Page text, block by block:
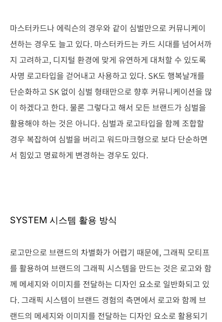
마스터카드나 에릭슨의 경우와 같이 심벌만으로 커뮤니케이
션하는 경우도 늘고 있다. 마스터카드는 카드 시대를 넘어서까
지 고려하고, 디지털 환경에 맞게 유연하게 대처할 수 있도록
사명 로고타입을 걷어내고 사용하고 있다. SK도 행복날개를
단순화하고 SK 없이 심벌 형태만으로 향후 커뮤니케이션을 많
이 하겠다고 한다. 물론 그렇다고 해서 모든 브랜드가 심벌을
활용해야 하는 것은 아니다. 심벌과 로고타입을 함께 조합할
경우 복잡하여 심벌을 버리고 워드마크형으로 보다 단순하면
서 힘있고 명료하게 변경하는 경우도 있다.
SYSTEM 시스템 활용 방식
로고만으로 브랜드의 차별화가 어렵기 때문에, 그래픽 모티프
를 활용하여 브랜드의 그래픽 시스템을 만드는 것은 로고와 함
께 메세지와 이미지를 전달하는 디자인 요소로 일반화되고 있
다. 그래픽 시스템이 브랜드 경험의 측면에서 로고와 함께 브
랜드의 메세지와 이미지를 전달하는 디자인 요소로 활용되기